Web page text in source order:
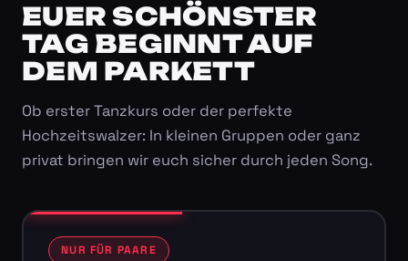
EUER SCHÖNSTER
TAG BEGINNT AUF
DEM PARKETT
Ob erster Tanzkurs oder der perfekte
Hochzeitswalzer: In kleinen Gruppen oder ganz
privat bringen wir euch sicher durch jeden Song.
NUR FÜR PAARE